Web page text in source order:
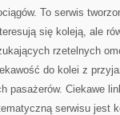
To serwis
się koleją, ale
rzetelnych
do kolei z
pasażerów. Ciekawe
serwisu jest